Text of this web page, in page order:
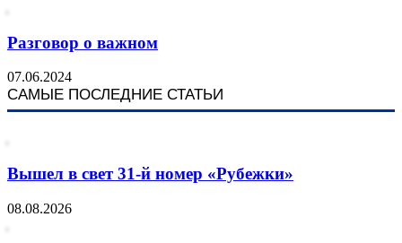
Разговор о важном
07.06.2024
САМЫЕ ПОСЛЕДНИЕ СТАТЬИ
Вышел в свет 31-й номер «Рубежки»
08.08.2026